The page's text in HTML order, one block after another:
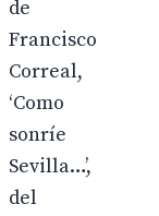
de
Francisco
Correal,
‘Como
sonríe
Sevilla…’,
del